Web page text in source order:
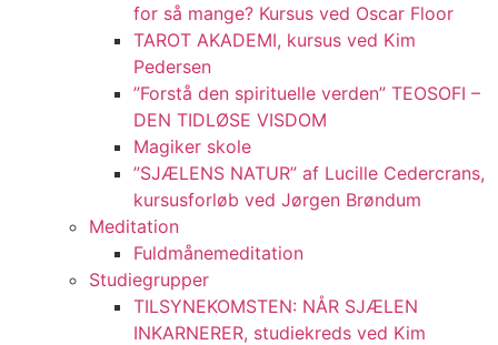
for så mange? Kursus ved Oscar Floor
TAROT AKADEMI, kursus ved Kim
Pedersen
”Forstå den spirituelle verden” TEOSOFI –
DEN TIDLØSE VISDOM
Magiker skole
”SJÆLENS NATUR” af Lucille Cedercrans,
kursusforløb ved Jørgen Brøndum
Meditation
Fuldmånemeditation
Studiegrupper
TILSYNEKOMSTEN: NÅR SJÆLEN
INKARNERER, studiekreds ved Kim